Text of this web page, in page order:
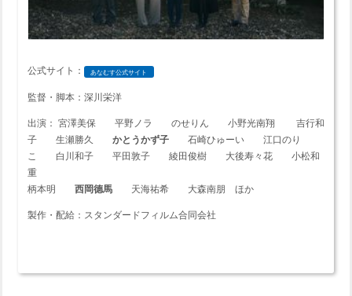
公式サイト： あなむす公式サイト
監督・脚本：深川栄洋
出演： 宮澤美保 平野ノラ のせりん 小野光南翔 吉行和
子 生瀬勝久 かとうかず子 石崎ひゅーい 江口のり
こ 白川和子 平田敦子 綾田俊樹 大後寿々花 小松和
重
柄本明 西岡德馬 天海祐希 大森南朋 ほか
製作・配給：スタンダードフィルム合同会社